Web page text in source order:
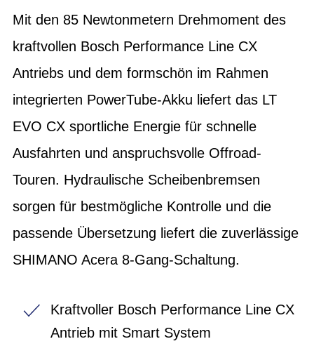
Mit den 85 Newtonmetern Drehmoment des
kraftvollen Bosch Performance Line CX
Antriebs und dem formschön im Rahmen
integrierten PowerTube-Akku liefert das LT
EVO CX sportliche Energie für schnelle
Ausfahrten und anspruchsvolle Offroad-
Touren. Hydraulische Scheibenbremsen
sorgen für bestmögliche Kontrolle und die
passende Übersetzung liefert die zuverlässige
SHIMANO Acera 8-Gang-Schaltung.
Kraftvoller Bosch Performance Line CX
Antrieb mit Smart System